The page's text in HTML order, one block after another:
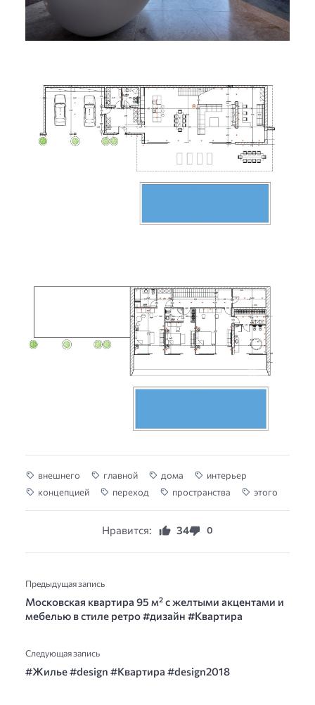
внешнего главной дома
интерьер
концепцией
переход пространства этого
Нравится: 34 0
Предыдущая запись
Московская квартира 95 м² с желтыми акцентами и
мебелью в стиле ретро #дизайн #Квартира
Следующая запись
#Жилье #design #Квартира #design2018